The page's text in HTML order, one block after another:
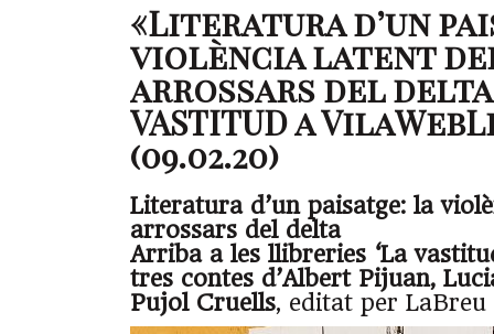
«Literatura d’un
violència latent
arrossars del
VASTITUD a
(09.02.20)
Literatura d’un paisatge: la
arrossars del delta
Arriba a les llibreries ‘La
tres contes d’Albert Pijuan,
Pujol Cruells, editat per LaBreu